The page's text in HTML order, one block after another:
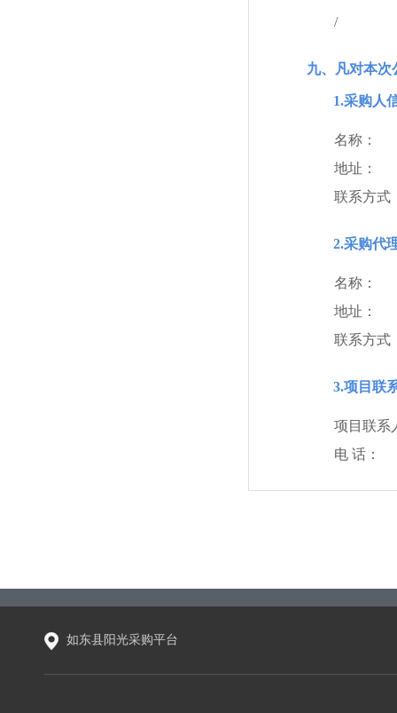
/
九、凡对本次
1.采购人
名称：
地址：
联系方式
2.采购代
名称：
地址：
联系方式
3.项目联
项目联系
电 话：
如东县阳光采购平台